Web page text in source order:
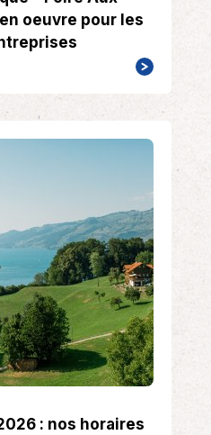
oeuvre pour les
: nos horaires